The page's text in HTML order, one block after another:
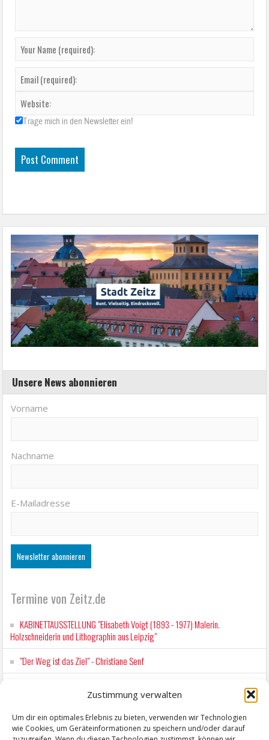
Zustimmung verwalten
Um dir ein optimales Erlebnis zu bieten, verwenden wir Technologien
wie Cookies, um Geräteinformationen zu speichern und/oder darauf
Trage mich in den Newsletter ein!
Unsere News abonnieren
Vorname
Nachname
E-Mailadresse
Termine von Zeitz.de
KABINETTAUSSTELLUNG "Elisabeth Voigt (1893 - 1977) Malerin.
Holzschneiderin und Lithographin aus Leipzig"
"Der Weg ist das Ziel" - Christiane Senf
Mit der Drahtseilbahn zur ZENTRALSTATION